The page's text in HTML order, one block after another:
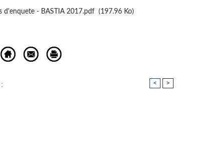
d'enquete - BASTIA 2017.pdf (197.96 Ko)
< >